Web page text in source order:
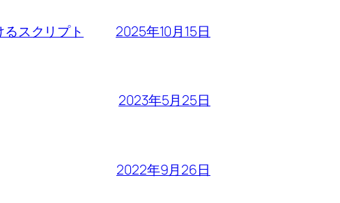
スクリプト 2025年10月15日
2023年5月25日
2022年9月26日